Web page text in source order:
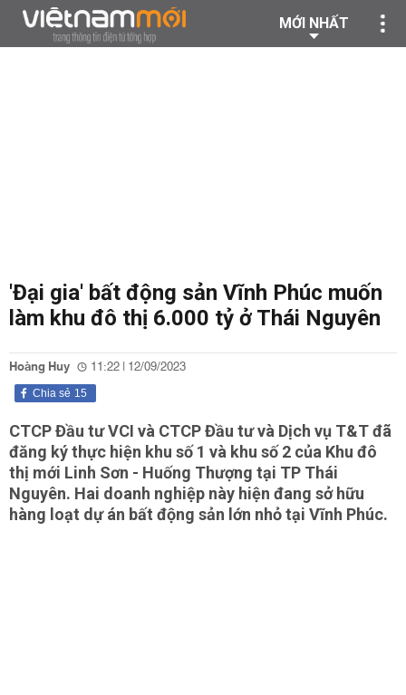
MỚI NHẤT
'Đại gia' bất động sản Vĩnh Phúc muốn
làm khu đô thị 6.000 tỷ ở Thái Nguyên
Hoàng Huy 11:22 | 12/09/2023
15
Chia sẻ
CTCP Đầu tư VCI và CTCP Đầu tư và Dịch vụ T&T đã
đăng ký thực hiện khu số 1 và khu số 2 của Khu đô
thị mới Linh Sơn - Huống Thượng tại TP Thái
Nguyên. Hai doanh nghiệp này hiện đang sở hữu
hàng loạt dự án bất động sản lớn nhỏ tại Vĩnh Phúc.